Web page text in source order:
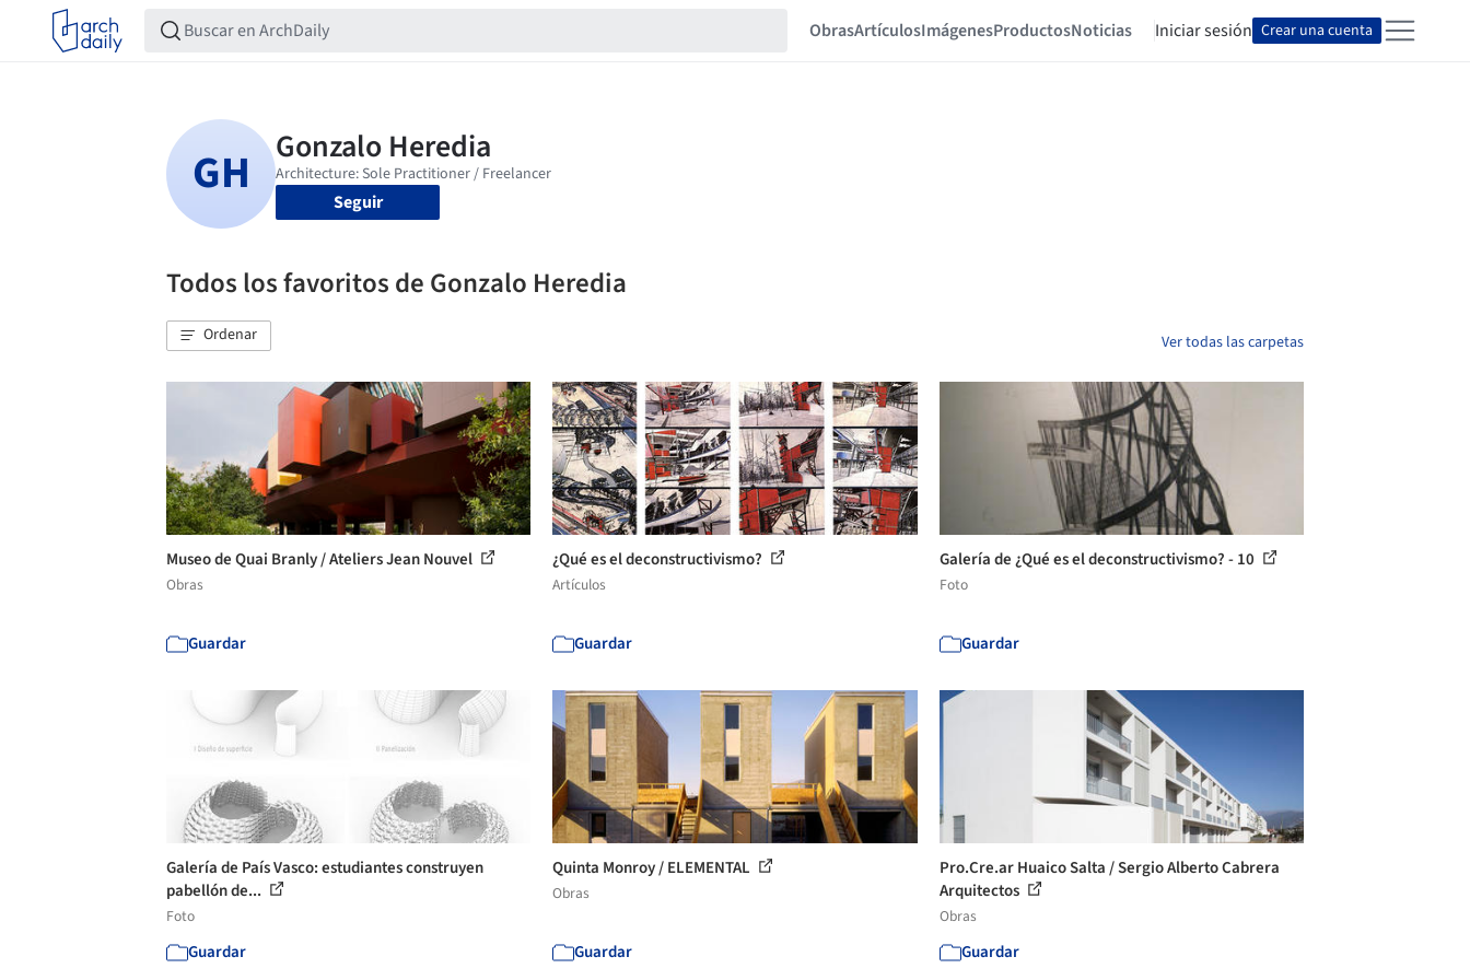
ObrasArtículosImágenesProductosNoticias Iniciar sesión Crear una cuenta
Seguir
Todos los favoritos de Gonzalo Heredia
Ordenar Ver todas las carpetas
Museo de Quai Branly / Ateliers Jean Nouvel
Obras
Guardar
¿Qué es el deconstructivismo?
Artículos
Guardar
Galería de ¿Qué es el deconstructivismo? - 10
Foto
Guardar
Galería de País Vasco: estudiantes construyen
pabellón de...
Foto
Guardar
Quinta Monroy / ELEMENTAL
Obras
Guardar
Pro.Cre.ar Huaico Salta / Sergio Alberto Cabrera
Arquitectos
Obras
Guardar